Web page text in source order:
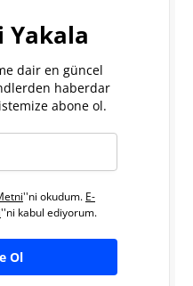
Yakala
dair en güncel
haberdar
abone ol.
''ni okudum. E-
''ni kabul ediyorum.
Ol